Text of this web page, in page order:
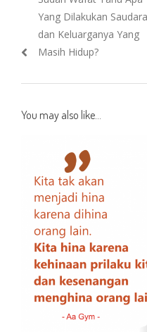
Yang Dilakukan Saudara
dan Keluarganya Yang
Masih Hidup?
You may also like...